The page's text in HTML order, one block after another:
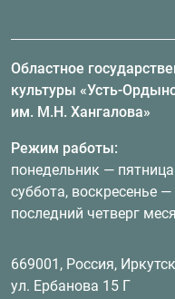
Областное
культуры «Усть-
им. М.Н. Хангалова»
Режим работы:
понедельник —
суббота, воскресенье
последний четверг
669001, Россия,
ул. Ербанова 15 Г